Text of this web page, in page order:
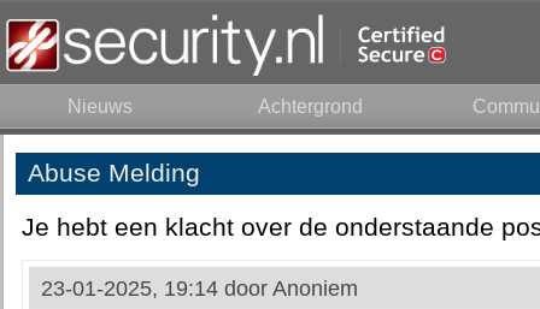
Nieuws Achtergrond
Abuse Melding
Je hebt een klacht over de onderstaande
23-01-2025, 19:14 door Anoniem